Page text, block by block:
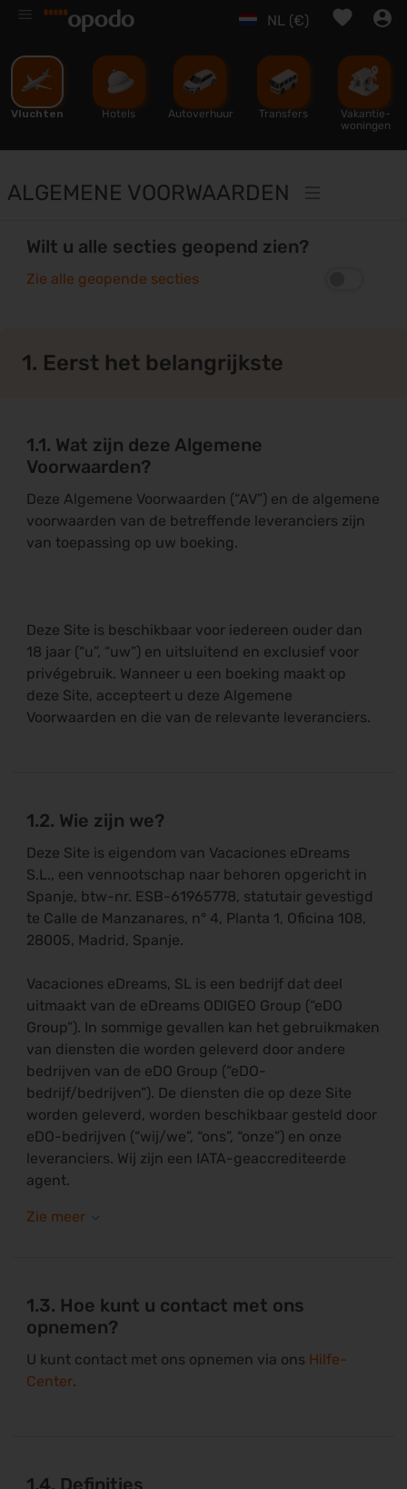
NL (€)
%
Vluchten Hotels Autoverhuur Transfers
Vakantie-
woningen
ALGEMENE VOORWAARDEN
Wilt u alle secties geopend zien?
Zie alle geopende secties
1. Eerst het belangrijkste
1.1. Wat zijn deze Algemene
Voorwaarden?
Deze Algemene Voorwaarden (“AV”) en de algemene
voorwaarden van de betreffende leveranciers zijn
van toepassing op uw boeking.
Deze Site is beschikbaar voor iedereen ouder dan
18 jaar (“u”, “uw”) en uitsluitend en exclusief voor
privégebruik. Wanneer u een boeking maakt op
deze Site, accepteert u deze Algemene
Voorwaarden en die van de relevante leveranciers.
1.2. Wie zijn we?
Deze Site is eigendom van Vacaciones eDreams
S.L., een vennootschap naar behoren opgericht in
Spanje, btw-nr. ESB-61965778, statutair gevestigd
te Calle de Manzanares, n° 4, Planta 1, Oficina 108,
28005, Madrid, Spanje.
Vacaciones eDreams, SL is een bedrijf dat deel
uitmaakt van de eDreams ODIGEO Group (“eDO
Group”). In sommige gevallen kan het gebruikmaken
van diensten die worden geleverd door andere
bedrijven van de eDO Group (“eDO-
bedrijf/bedrijven”). De diensten die op deze Site
worden geleverd, worden beschikbaar gesteld door
eDO-bedrijven (“wij/we”, “ons”, “onze”) en onze
leveranciers. Wij zijn een IATA-geaccrediteerde
agent.
1.3. Hoe kunt u contact met ons
opnemen?
U kunt contact met ons opnemen via ons Hilfe-
Center.
1.4. Definities